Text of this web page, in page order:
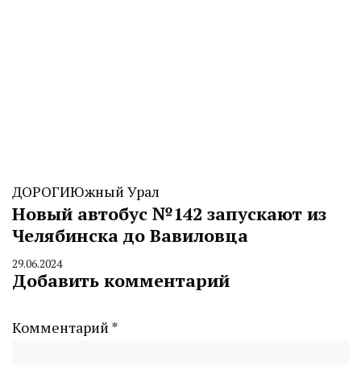
ДОРОГИЮжный Урал
Новый автобус №142 запускают из
Челябинска до Вавиловца
By
CHELINDUSTRY
29.06.2024
Добавить комментарий
Комментарий *